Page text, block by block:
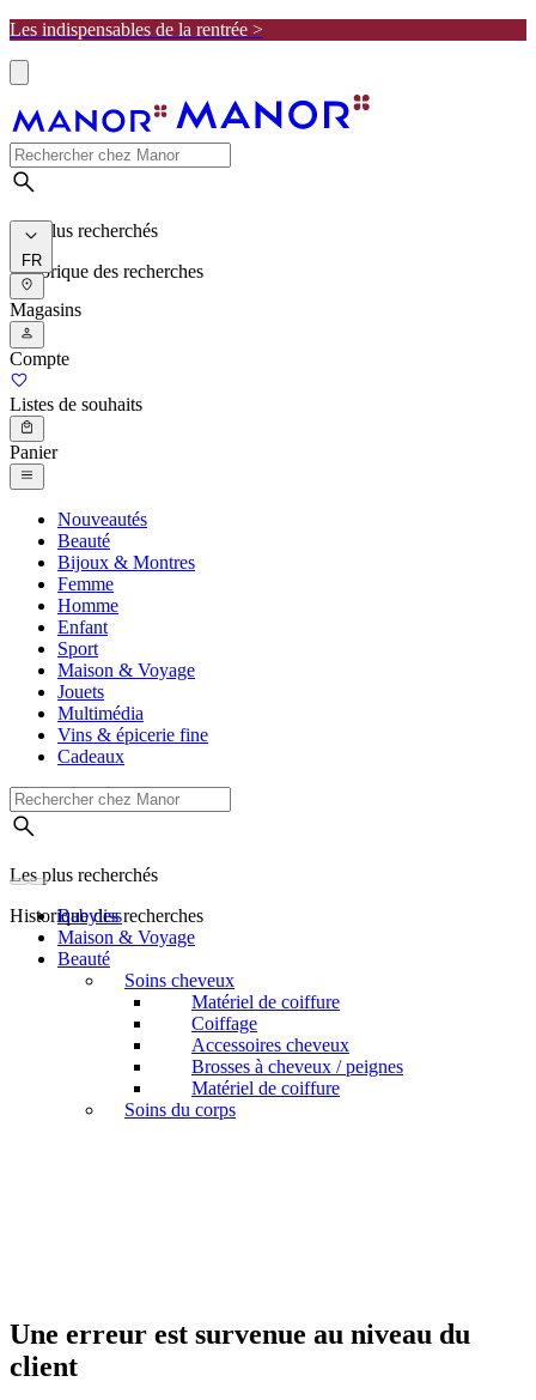
Les indispensables de la rentrée >
Les plus recherchés
Historique des recherches
FR
Magasins
Compte
Listes de souhaits
Panier
Nouveautés
Beauté
Bijoux & Montres
Femme
Homme
Enfant
Sport
Maison & Voyage
Jouets
Multimédia
Vins & épicerie fine
Cadeaux
Les plus recherchés
Historique des recherches
Babyliss
Maison & Voyage
Beauté
Soins cheveux
Matériel de coiffure
Coiffage
Accessoires cheveux
Brosses à cheveux / peignes
Matériel de coiffure
Soins du corps
Une erreur est survenue au niveau du
client